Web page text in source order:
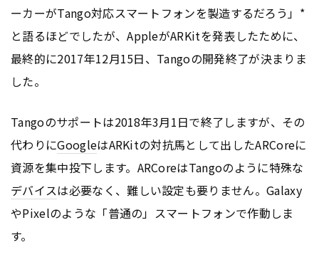
ーカーがTango対応スマートフォンを製造するだろう」*
と語るほどでしたが、AppleがARKitを発表したために、
最終的に2017年12月15日、Tangoの開発終了が決まりま
した。
Tangoのサポートは2018年3月1日で終了しますが、その
代わりにGoogleはARKitの対抗馬として出したARCoreに
資源を集中投下します。ARCoreはTangoのように特殊な
デバイスは必要なく、難しい設定も要りません。Galaxy
やPixelのような「普通の」スマートフォンで作動しま
す。